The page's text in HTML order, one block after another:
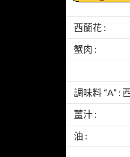
西蘭花 :
蟹肉 :
調味料 “A” :
薑汁 :
油 :